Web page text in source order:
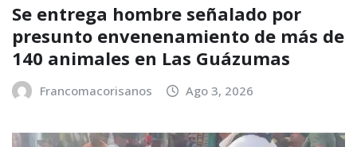
Se entrega hombre señalado por
presunto envenenamiento de más de
140 animales en Las Guázumas
Francomacorisanos Ago 3, 2026